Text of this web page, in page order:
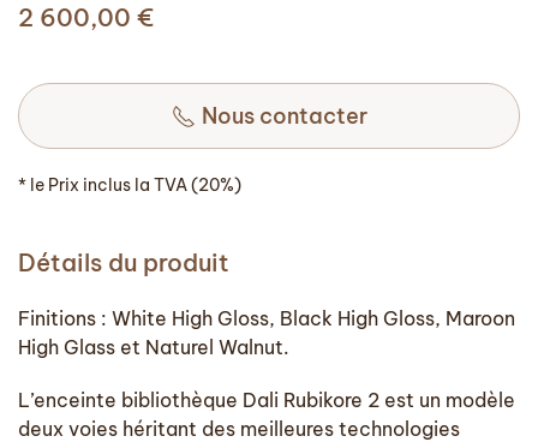
2 600,00 €
Nous contacter
* le Prix inclus la TVA (20%)
Détails du produit
Finitions : White High Gloss, Black High Gloss, Maroon
High Glass et Naturel Walnut.
L’enceinte bibliothèque Dali Rubikore 2 est un modèle
deux voies héritant des meilleures technologies